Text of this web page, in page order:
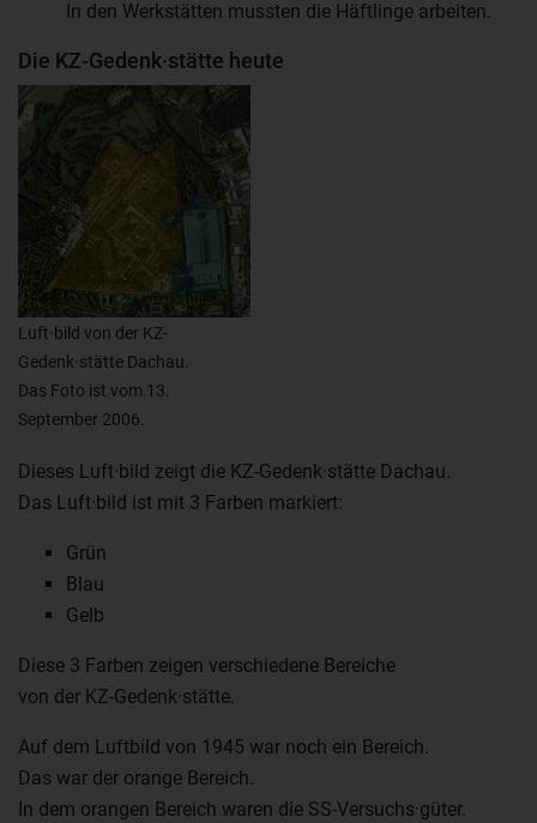
In den Werkstätten mussten die Häftlinge arbeiten.
Die KZ-Gedenk·stätte heute
Luft·bild von der KZ-
Gedenk·stätte Dachau.
Das Foto ist vom 13.
September 2006.
Dieses Luft·bild zeigt die KZ-Gedenk·stätte Dachau.
Das Luft·bild ist mit 3 Farben markiert:
Grün
Blau
Gelb
Diese 3 Farben zeigen verschiedene Bereiche
von der KZ-Gedenk·stätte.
Auf dem Luftbild von 1945 war noch ein Bereich.
Das war der orange Bereich.
In dem orangen Bereich waren die SS-Versuchs·güter.